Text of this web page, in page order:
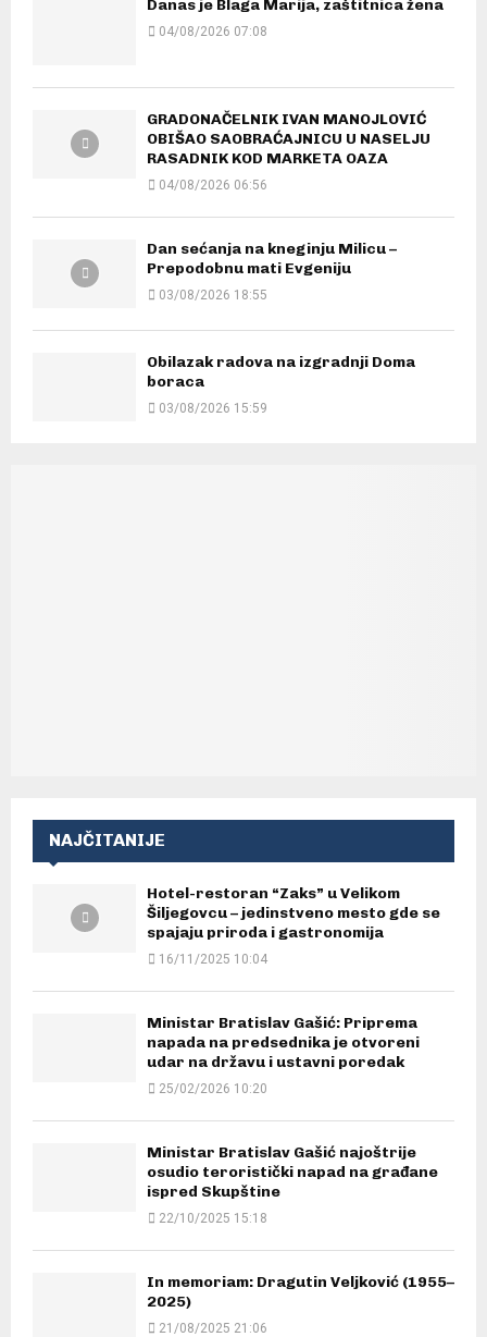
Danas je Blaga Marija, zaštitnica žena
04/08/2026 07:08
GRADONAČELNIK IVAN MANOJLOVIĆ
OBIŠAO SAOBRAĆAJNICU U NASELJU
RASADNIK KOD MARKETA OAZA
04/08/2026 06:56
Dan sećanja na kneginju Milicu –
Prepodobnu mati Evgeniju
03/08/2026 18:55
Obilazak radova na izgradnji Doma
boraca
03/08/2026 15:59
NAJČITANIJE
Hotel-restoran “Zaks” u Velikom
Šiljegovcu – jedinstveno mesto gde se
spajaju priroda i gastronomija
16/11/2025 10:04
Ministar Bratislav Gašić: Priprema
napada na predsednika je otvoreni
udar na državu i ustavni poredak
25/02/2026 10:20
Ministar Bratislav Gašić najoštrije
osudio teroristički napad na građane
ispred Skupštine
22/10/2025 15:18
In memoriam: Dragutin Veljković (1955–
2025)
21/08/2025 21:06